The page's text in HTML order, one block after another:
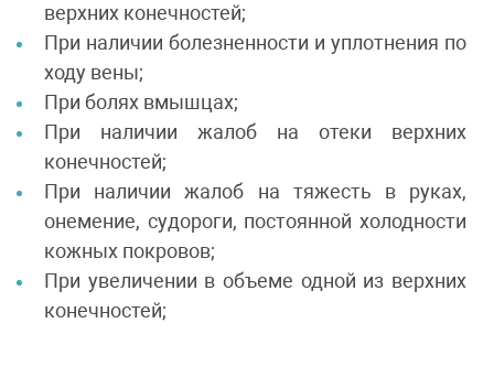
верхних конечностей;
При наличии болезненности и уплотнения по
ходу вены;
При болях вмышцах;
При наличии жалоб на отеки верхних
конечностей;
При наличии жалоб на тяжесть в руках,
онемение, судороги, постоянной холодности
кожных покровов;
При увеличении в объеме одной из верхних
конечностей;